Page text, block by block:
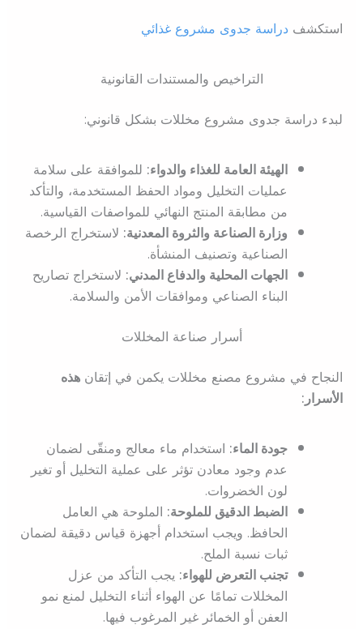
استكشف دراسة جدوى مشروع غذائي
التراخيص والمستندات القانونية
لبدء دراسة جدوى مشروع مخللات بشكل قانوني:
الهيئة العامة للغذاء والدواء:للموافقة على سلامة
عمليات التخليل ومواد الحفظ المستخدمة، والتأكد
من مطابقة المنتج النهائي للمواصفات القياسية.
وزارة الصناعة والثروة المعدنية:لاستخراج الرخصة
الصناعية وتصنيف المنشأة.
الجهات المحلية والدفاع المدني:لاستخراج تصاريح
البناء الصناعي وموافقات الأمن والسلامة.
أسرار صناعة المخللات
النجاح في مشروع مصنع مخللات يكمن في إتقان هذه
الأسرار:
جودة الماء:استخدام ماء معالج ومنقّى لضمان
عدم وجود معادن تؤثر على عملية التخليل أو تغير
لون الخضروات.
الضبط الدقيق للملوحة:الملوحة هي العامل
الحافظ. ويجب استخدام أجهزة قياس دقيقة لضمان
ثبات نسبة الملح.
تجنب التعرض للهواء:يجب التأكد من عزل
المخللات تمامًا عن الهواء أثناء التخليل لمنع نمو
العفن أو الخمائر غير المرغوب فيها.